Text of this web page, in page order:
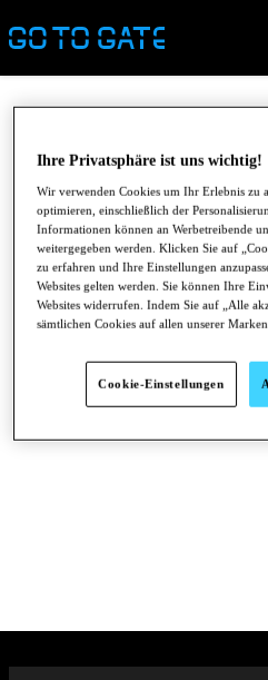
●●
Ihre Privatsphäre ist uns wichtig!
Wir verwenden Cookies um Ihr Erlebnis zu
optimieren, einschließlich der
Informationen können an Werbetreibende
weitergegeben werden. Klicken Sie auf
zu erfahren und Ihre Einstellungen
Websites gelten werden. Sie können Ihre
Websites widerrufen. Indem Sie auf „Alle
sämtlichen Cookies auf allen unserer
Cookie-Einstellungen